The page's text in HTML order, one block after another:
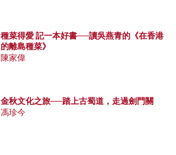
種菜得愛 記一本好書──讀吳燕青的《在香港
的離島種菜》
陳家偉
金秋文化之旅──踏上古蜀道，走過劍門關
馮珍今